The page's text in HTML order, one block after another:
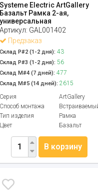
Systeme Electric ArtGallery
Базальт Рамка 2-ая,
универсальная
Артикул: GAL001402
Предзаказ
Склад Р#2 (1-2 дня): 43
Склад Р#3 (1-2 дня): 56
Склад М#4 (7 дней): 477
Склад М#5 (14 дней): 2615
Серия
ArtGallery
Способ монтажа
Тип изделия
Рамка
Цвет
Базальт
В корзину